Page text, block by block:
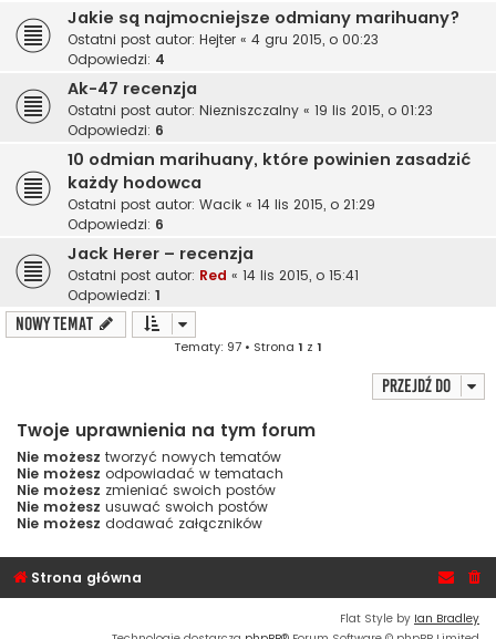
Jakie są najmocniejsze odmiany marihuany?
Ostatni post autor: Hejter « 4 gru 2015, o 00:23
Odpowiedzi: 4
Ak-47 recenzja
Ostatni post autor: Niezniszczalny « 19 lis 2015, o 01:23
Odpowiedzi: 6
10 odmian marihuany, które powinien zasadzić
każdy hodowca
Ostatni post autor: Wacik « 14 lis 2015, o 21:29
Odpowiedzi: 6
Jack Herer – recenzja
Ostatni post autor: Red « 14 lis 2015, o 15:41
Odpowiedzi: 1
NOWY TEMAT
Tematy: 97 • Strona 1 z 1
Przejdź do
Twoje uprawnienia na tym forum
Nie możesz tworzyć nowych tematów
Nie możesz odpowiadać w tematach
Nie możesz zmieniać swoich postów
Nie możesz usuwać swoich postów
Nie możesz dodawać załączników
Strona główna
Flat Style by Ian Bradley